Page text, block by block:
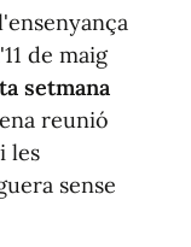
de maig
setmana
reunió
les
sense